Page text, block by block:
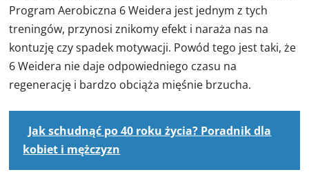
Program Aerobiczna 6 Weidera jest jednym z tych
treningów, przynosi znikomy efekt i naraża nas na
kontuzję czy spadek motywacji. Powód tego jest taki, że
6 Weidera nie daje odpowiedniego czasu na
regenerację i bardzo obciąża mięśnie brzucha.
Jak schudnąć po 40 roku życia? Poradnik dla
kobiet i mężczyzn